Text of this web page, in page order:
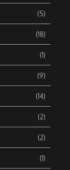
(5)
(18)
(1)
(9)
(14)
(2)
(2)
(1)